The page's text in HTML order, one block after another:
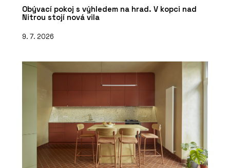
Obývací pokoj s výhledem na hrad. V kopci nad
Nitrou stojí nová vila
9. 7. 2026